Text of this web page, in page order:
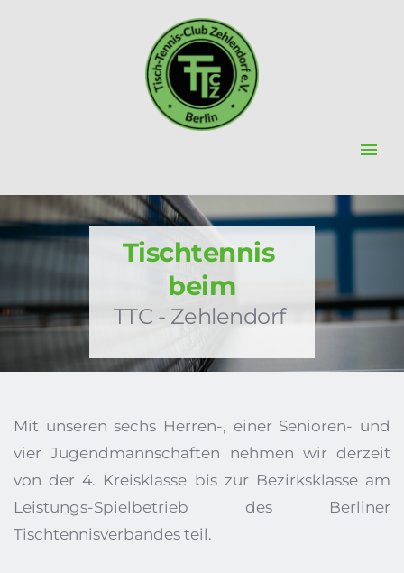
Tischtennis
beim
TTC - Zehlendorf
Mit unseren sechs Herren-, einer Senioren- und
vier Jugendmannschaften nehmen wir derzeit
von der 4. Kreisklasse bis zur Bezirksklasse am
Leistungs-Spielbetrieb des Berliner
Tischtennisverbandes teil.